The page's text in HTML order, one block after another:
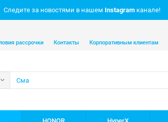
Следите за новостями в нашем Instagram канале!
рассрочки Контакты Корпоративным клиентам
HONOR HyperX